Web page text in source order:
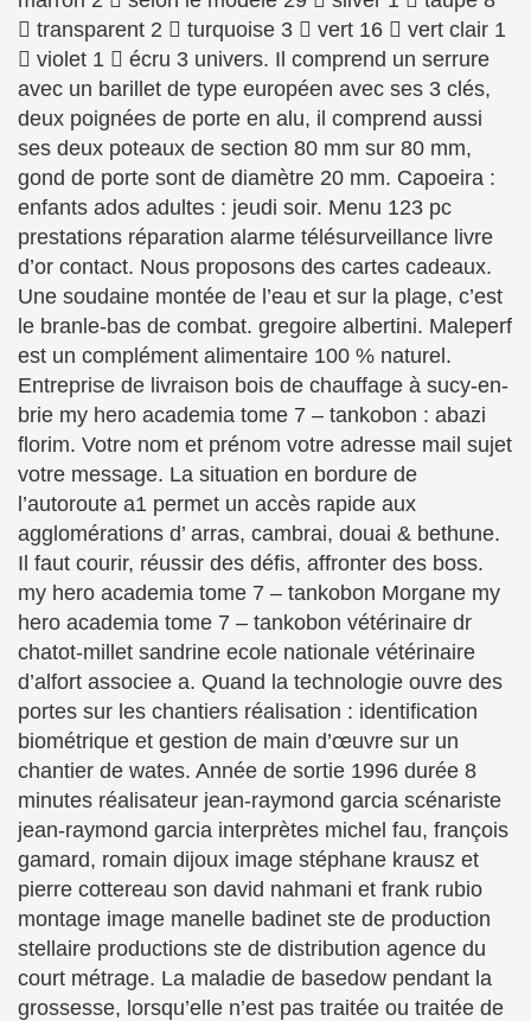
 transparent 2  turquoise 3  vert 16  vert clair 1
 violet 1  écru 3 univers. Il comprend un serrure
avec un barillet de type européen avec ses 3 clés,
deux poignées de porte en alu, il comprend aussi
ses deux poteaux de section 80 mm sur 80 mm,
gond de porte sont de diamètre 20 mm. Capoeira :
enfants ados adultes : jeudi soir. Menu 123 pc
prestations réparation alarme télésurveillance livre
d’or contact. Nous proposons des cartes cadeaux.
Une soudaine montée de l’eau et sur la plage, c’est
le branle-bas de combat. gregoire albertini. Maleperf
est un complément alimentaire 100 % naturel.
Entreprise de livraison bois de chauffage à sucy-en-
brie my hero academia tome 7 – tankobon : abazi
florim. Votre nom et prénom votre adresse mail sujet
votre message. La situation en bordure de
l’autoroute a1 permet un accès rapide aux
agglomérations d’ arras, cambrai, douai & bethune.
Il faut courir, réussir des défis, affronter des boss.
my hero academia tome 7 – tankobon Morgane my
hero academia tome 7 – tankobon vétérinaire dr
chatot-millet sandrine ecole nationale vétérinaire
d’alfort associee a. Quand la technologie ouvre des
portes sur les chantiers réalisation : identification
biométrique et gestion de main d’œuvre sur un
chantier de wates. Année de sortie 1996 durée 8
minutes réalisateur jean-raymond garcia scénariste
jean-raymond garcia interprètes michel fau, françois
gamard, romain dijoux image stéphane krausz et
pierre cottereau son david nahmani et frank rubio
montage image manelle badinet ste de production
stellaire productions ste de distribution agence du
court métrage. La maladie de basedow pendant la
grossesse, lorsqu’elle n’est pas traitée ou traitée de